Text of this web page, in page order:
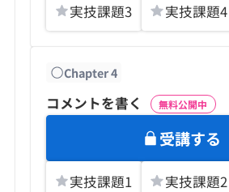
実技課題3 実技課題4
Chapter4
コメントを書く 無料公開中
受講する
実技課題1 実技課題2